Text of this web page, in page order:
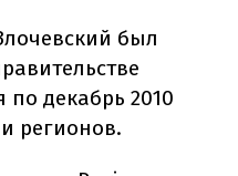
был
декабрь 2010
регионов.